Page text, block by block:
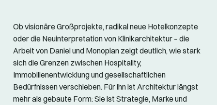
Ob visionäre Großprojekte, radikal neue Hotelkonzepte
oder die Neuinterpretation von Klinikarchitektur – die
Arbeit von Daniel und Monoplan zeigt deutlich, wie stark
sich die Grenzen zwischen Hospitality,
Immobilienentwicklung und gesellschaftlichen
Bedürfnissen verschieben. Für ihn ist Architektur längst
mehr als gebaute Form: Sie ist Strategie, Marke und